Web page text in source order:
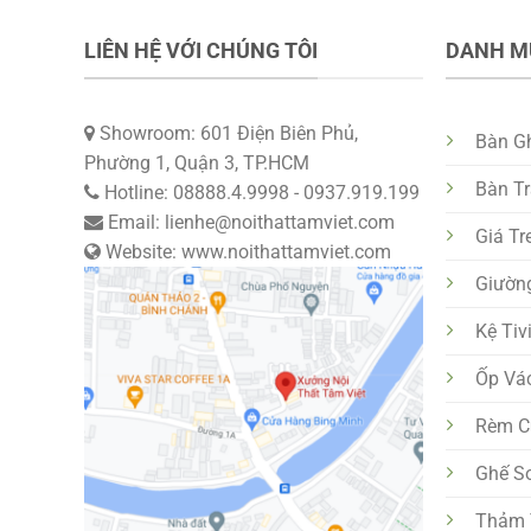
LIÊN HỆ VỚI CHÚNG TÔI
Showroom: 601 Điện Biên Phủ,
Phường 1, Quận 3, TP.HCM
Hotline: 08888.4.9998 - 0937.919.199
Email: lienhe@noithattamviet.com
Website: www.noithattamviet.com
DANH
Bàn
Bàn
Giá
Kệ Tivi
Ốp
Rèm
Ghế
Thảm